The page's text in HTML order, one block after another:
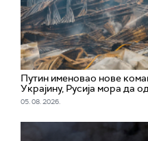
Путин именовао нове
Украјину, Русија мора да
05. 08. 2026.